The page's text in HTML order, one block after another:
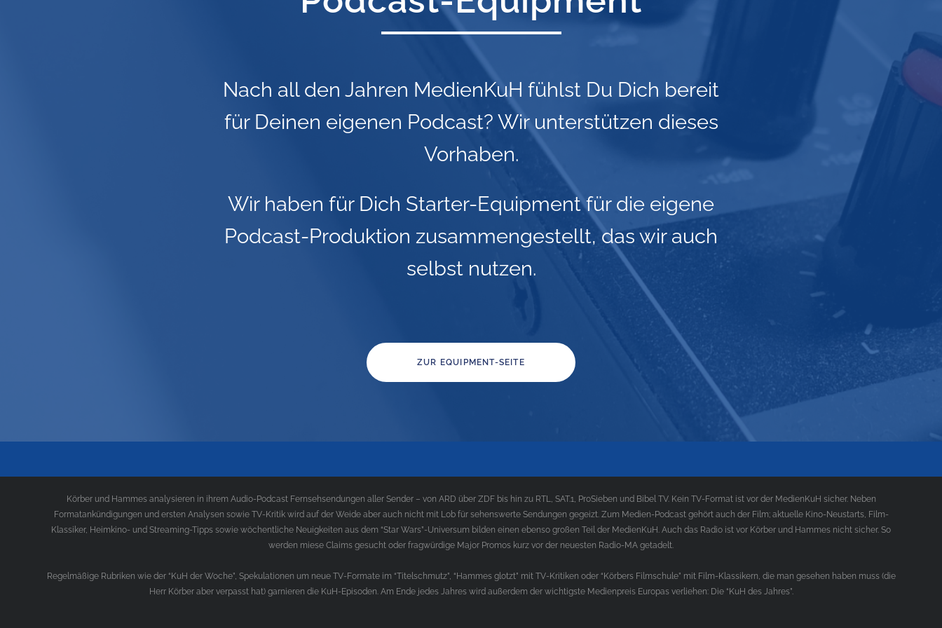
Nach all den Jahren MedienKuH fühlst Du Dich bereit
für Deinen eigenen Podcast? Wir unterstützen dieses
Vorhaben.
Wir haben für Dich Starter-Equipment für die eigene
Podcast-Produktion zusammengestellt, das wir auch
selbst nutzen.
ZUR EQUIPMENT-SEITE
Körber und Hammes analysieren in ihrem Audio-Podcast Fernsehsendungen aller Sender – von ARD über ZDF bis hin zu RTL, SAT.1, ProSieben und Bibel TV. Kein TV-Format ist vor der MedienKuH sicher. Neben
Formatankündigungen und ersten Analysen sowie TV-Kritik wird auf der Weide aber auch nicht mit Lob für sehenswerte Sendungen gegeizt. Zum Medien-Podcast gehört auch der Film; aktuelle Kino-Neustarts, Film-
Klassiker, Heimkino- und Streaming-Tipps sowie wöchentliche Neuigkeiten aus dem “Star Wars”-Universum bilden einen ebenso großen Teil der MedienKuH. Auch das Radio ist vor Körber und Hammes nicht sicher. So
werden miese Claims gesucht oder fragwürdige Major Promos kurz vor der neuesten Radio-MA getadelt.
Regelmäßige Rubriken wie der “KuH der Woche”, Spekulationen um neue TV-Formate im “Titelschmutz”, “Hammes glotzt” mit TV-Kritiken oder “Körbers Filmschule” mit Film-Klassikern, die man gesehen haben muss (die
Herr Körber aber verpasst hat) garnieren die KuH-Episoden. Am Ende jedes Jahres wird außerdem der wichtigste Medienpreis Europas verliehen: Die “KuH des Jahres”.